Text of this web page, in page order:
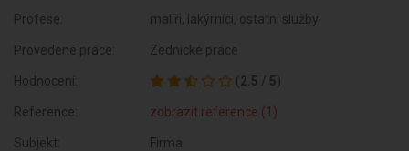
Profese: malíři, lakýrníci, ostatní služby
Provedené práce: Zednické práce
Hodnocení: ( 2.5 / 5)
Reference: zobrazit reference (1)
Subjekt: Firma